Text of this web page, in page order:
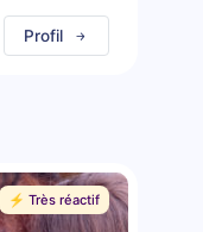
Profil
⚡️ Très réactif